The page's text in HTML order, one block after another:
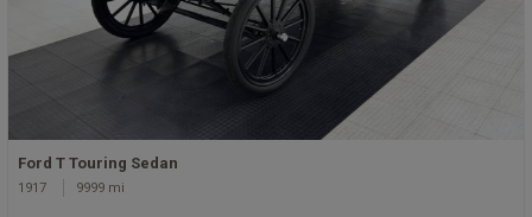
Ford T Touring Sedan
1917 9999 mi